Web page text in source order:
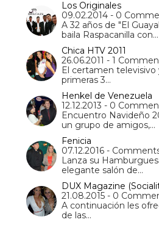
Los Originales
09.02.2014 - 0
A 32 años de "El
baila Raspacanilla con…
Chica HTV 2011
26.06.2011 - 1
El certamen televisivo
primeras 3…
Henkel de Venezuela
12.12.2013 - 0
Encuentro Navideño
un grupo de amigos,…
Fenicia
07.12.2016 -
Lanza su
elegante salón de…
DUX Magazine
21.08.2015 - 0
A continuación les
de las…